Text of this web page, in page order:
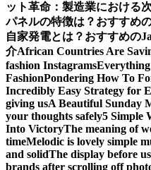
ット革命：製造業における
パネルの特徴は？おすすめ
自家発電とは？おすすめの
介African Countries Are
fashion Instagrams
FashionPondering How To
Incredibly Easy Strategy for
giving usA Beautiful Sunday
your thoughts safely5 Simple
Into VictoryThe meaning of
timeMelodic is lovely simple
and solidThe display before
brands after scrolling off